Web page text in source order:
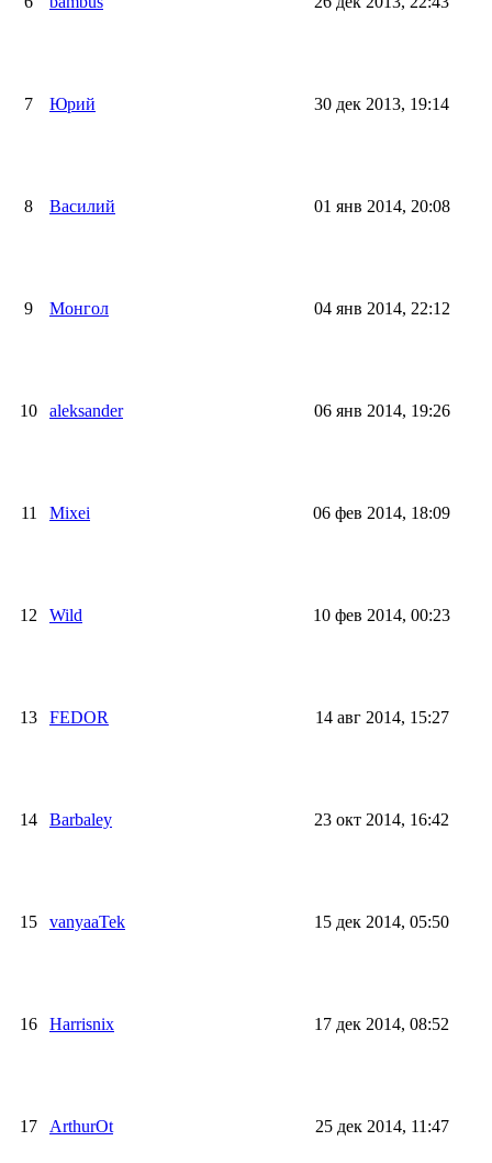
7 Юрий 30 дек 2013, 19:14
8 Василий 01 янв 2014, 20:08
9 Монгол 04 янв 2014, 22:12
10 aleksander 06 янв 2014, 19:26
11 Mixei 06 фев 2014, 18:09
12 Wild 10 фев 2014, 00:23
13 FEDOR 14 авг 2014, 15:27
14 Barbaley 23 окт 2014, 16:42
15 vanyaaTek 15 дек 2014, 05:50
16 Harrisnix 17 дек 2014, 08:52
17 ArthurOt 25 дек 2014, 11:47